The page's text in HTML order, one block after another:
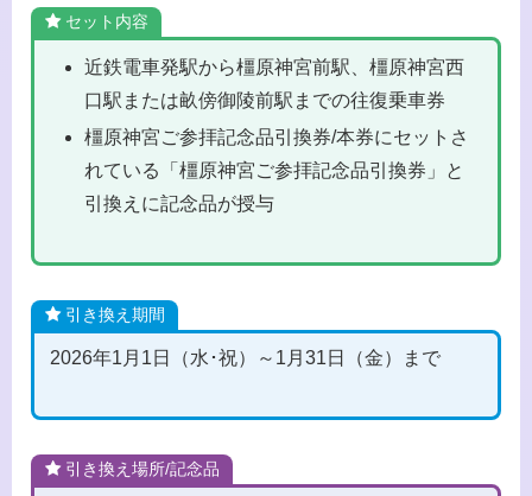
セット内容
近鉄電車発駅から橿原神宮前駅、橿原神宮西
口駅または畝傍御陵前駅までの往復乗車券
橿原神宮ご参拝記念品引換券/本券にセットさ
れている「橿原神宮ご参拝記念品引換券」と
引換えに記念品が授与
引き換え期間
2026年1月1日（水･祝）～1月31日（金）まで
引き換え場所/記念品